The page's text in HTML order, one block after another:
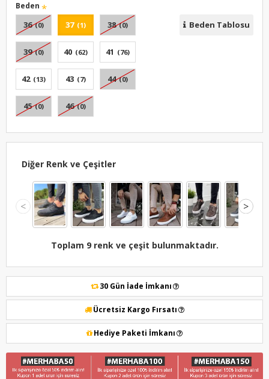
Beden
36 (0) 37 (1) 38 (0)
39 (0) 40 (62) 41 (76)
42 (13) 43 (7) 44 (0)
45 (0) 46 (0)
Beden Tablosu
Diğer Renk ve Çeşitler
< >
Toplam 9 renk ve çeşit bulunmaktadır.
30 Gün İade İmkanı
Ücretsiz Kargo Fırsatı
Hediye Paketi İmkanı